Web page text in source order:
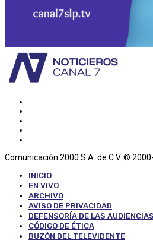
Comunicación 2000 S.A. de C.V. ©
INICIO
EN VIVO
ARCHIVO
AVISO DE PRIVACIDAD
DEFENSORÍA DE LAS AUDIENCIAS
CÓDIGO DE ÉTICA
BUZÓN DEL TELEVIDENTE